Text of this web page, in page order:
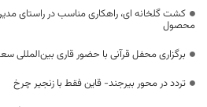
کشت گلخانه ای، راهکاری مناسب در راستای
محصول
برگزاری محفل قرآنی با حضور قاری بین‌المللی
تردد در محور بیرجند- قاین فقط با زنجیر چرخ